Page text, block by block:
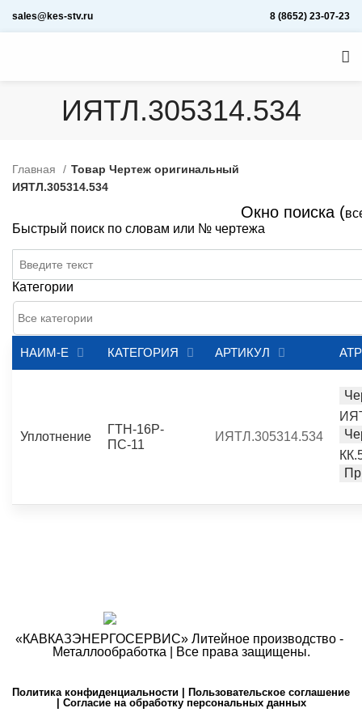
sales@kes-stv.ru 8 (8652) 23-07-23
ИЯТЛ.305314.534
Главная
Товар Чертеж оригинальный
ИЯТЛ.305314.534
Окно поиска (
Быстрый поиск по словам или № чертежа
Категории
НАИМ-Е КАТЕГОРИЯ АРТИКУЛ
Уплотнение
ГТН-16Р-
ПС-11
ИЯТЛ.305314.534
«КАВКАЗЭНЕРГОСЕРВИС» ​Литейное производство - ​
Металлообработка | Все права защищены.
Политика конфиденциальности
Пользовательское соглашение
Согласие на обработку персональных данных